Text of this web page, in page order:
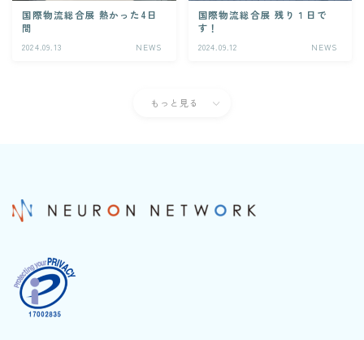
国際物流総合展 熱かった4日
間
2024.09.13 NEWS
国際物流総合展 残り１日で
す！
2024.09.12 NEWS
もっと見る